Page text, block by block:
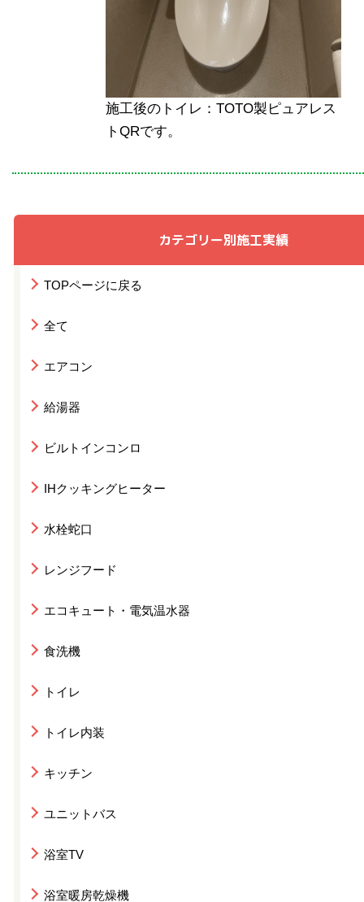
カテゴリー別施工実績
TOPページに戻る
全て
エアコン
給湯器
ビルトインコンロ
IHクッキングヒーター
水栓蛇口
レンジフード
エコキュート・電気温水器
食洗機
トイレ
トイレ内装
キッチン
ユニットバス
浴室TV
浴室暖房乾燥機
施工後のトイレ：TOTO製ピュアレス
トQRです。